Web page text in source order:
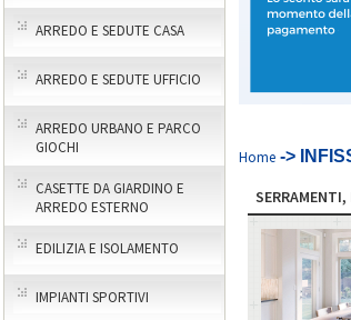
ARREDO E SEDUTE CASA
ARREDO E SEDUTE UFFICIO
ARREDO URBANO E PARCO
GIOCHI
CASETTE DA GIARDINO E
ARREDO ESTERNO
EDILIZIA E ISOLAMENTO
IMPIANTI SPORTIVI
Home ->